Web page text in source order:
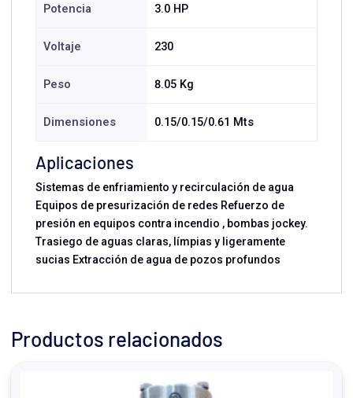
Potencia 3.0 HP
Voltaje 230
Peso 8.05 Kg
Dimensiones 0.15/0.15/0.61 Mts
Aplicaciones
Sistemas de enfriamiento y recirculación de agua
Equipos de presurización de redes Refuerzo de
presión en equipos contra incendio , bombas jockey.
Trasiego de aguas claras, límpias y ligeramente
sucias Extracción de agua de pozos profundos
Productos relacionados